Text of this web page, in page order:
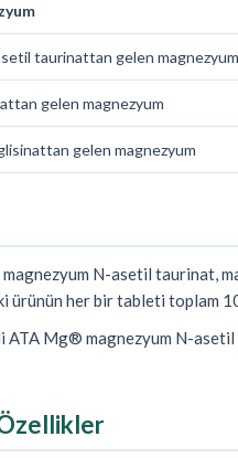
taurinattan gelen magnezyum
gelen magnezyum
gelen magnezyum
N-asetil taurinat,
ürünün her bir tableti toplam
ATA Mg® magnezyum N-asetil